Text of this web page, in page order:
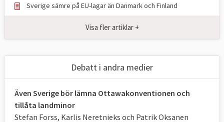
sammanställning av samtliga domar och
Förteckningen gäller bara tvister där staten
företag och privatpersoner som exempelvis
Lavaldomen.
Sverige sämre på EU-lagar än Danmark och Finland
Visa fler artiklar +
Debatt i andra medier
Även Sverige bör lämna Ottawakonventionen och
tillåta landminor
Stefan Forss, Karlis Neretnieks och Patrik Oksanen